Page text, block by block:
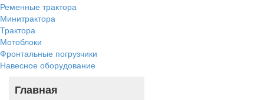
Ременные трактора
Минитрактора
Трактора
Мотоблоки
Фронтальные погрузчики
Навесное оборудование
Главная